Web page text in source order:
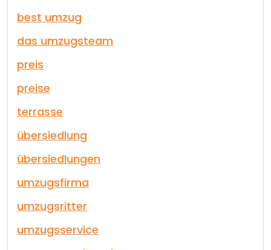
best umzug
das umzugsteam
preis
preise
terrasse
übersiedlung
übersiedlungen
umzugsfirma
umzugsritter
umzugsservice